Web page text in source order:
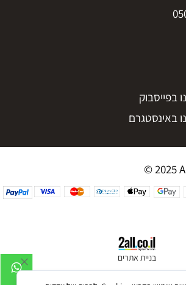
בפייסבוק
באינסטגרם
© 2025
בניית אתרים